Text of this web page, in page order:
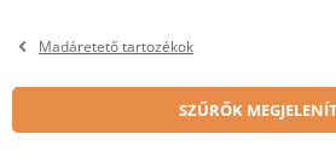
Madáretető tartozékok
SZŰRŐK